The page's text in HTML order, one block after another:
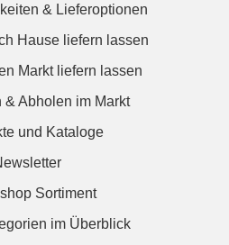
& Lieferoptionen
Hause liefern lassen
Markt liefern lassen
& Abholen im Markt
und Kataloge
Sortiment
im Überblick